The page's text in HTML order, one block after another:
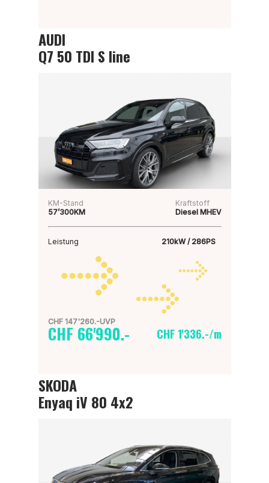
AUDI
Q7 50 TDI S line
KM-Stand
57’300KM
Kraftstoff
Diesel MHEV
Leistung 210kW / 286PS
CHF 147'260.-UVP
CHF 66'990.- CHF 1'336.-/m
SKODA
Enyaq iV 80 4x2